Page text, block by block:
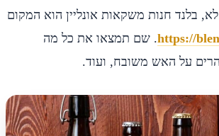
בלנד חנות משקאות אונליין הוא המקום
https://. שם תמצאו את כל מה
על האש משובח, ועוד.